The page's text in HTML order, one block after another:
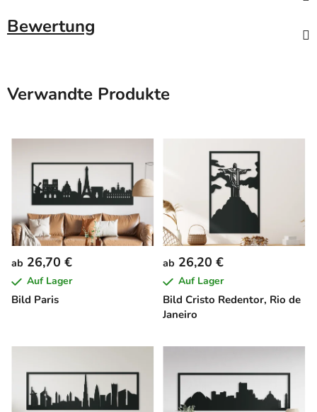
Bewertung
Verwandte Produkte
Bild Paris
ab 26,70 €
Auf Lager
Bild Cristo Redentor, Rio de
Janeiro
ab 26,20 €
Auf Lager